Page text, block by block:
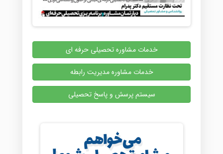
خدمات مشاوره تحصیلی حرفه ای
خدمات مشاوره مدیریت رابطه
سیستم پرسش و پاسخ تحصیلی